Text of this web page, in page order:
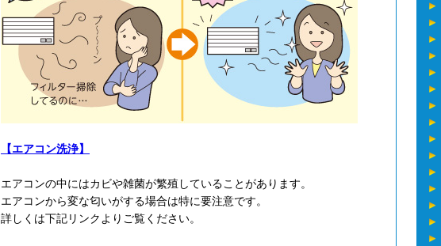
【エアコン洗浄】
エアコンの中にはカビや雑菌が繁殖していることがあります。
エアコンから変な匂いがする場合は特に要注意です。
詳しくは下記リンクよりご覧ください。